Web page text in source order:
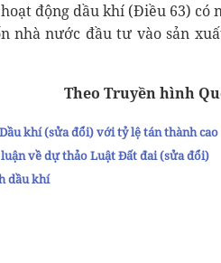
động dầu khí (Điều 63) có
nhà nước đầu tư vào sản
Theo Truyền hình
khí (sửa đổi) với tỷ lệ tán thành cao
về dự thảo Luật Đất đai (sửa đổi)
dầu khí